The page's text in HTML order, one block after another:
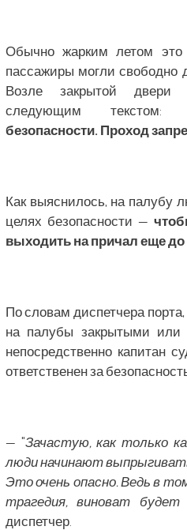
Обычно жарким летом
пассажиры могли свободно
Возле закрытой двери
следующим текстом:
безопасности. Проход
Как выяснилось, на палубу
целях безопасности —
выходить на причал еще до
По словам диспетчера
на палубы закрытыми или
непосредственно капитан
ответственен за
— "Зачастую, как только
люди начинают
Это очень опасно. Ведь в
трагедия, виноват будет
диспетчер.